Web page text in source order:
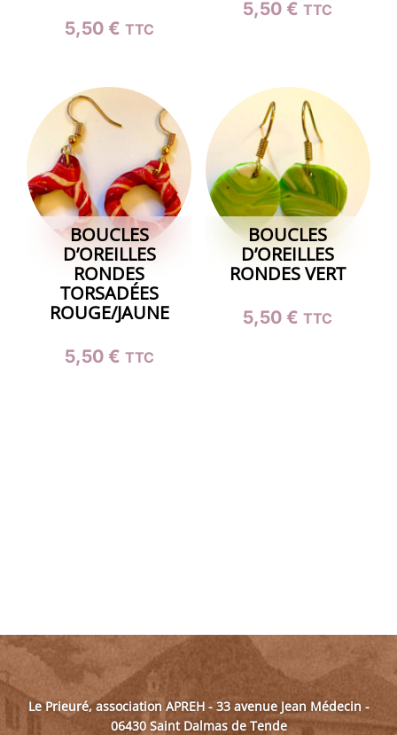
5,50 € TTC
5,50€ TTC
BOUCLES
D’OREILLES
RONDES
TORSADÉES
ROUGE/JAUNE
5,50 € TTC
BOUCLES
D’OREILLES
RONDES VERT
5,50€ TTC
Le Prieuré, association APREH - 33 avenue Jean Médecin -
06430 Saint Dalmas de Tende